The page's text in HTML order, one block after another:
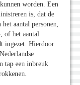
worden. Een
is, dat de
aantal personen,
of het aantal
ingezet. Hierdoor
tap een inbreuk